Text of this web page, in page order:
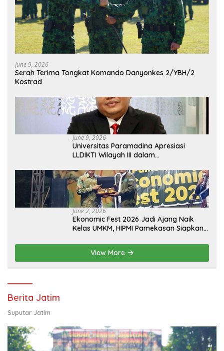
June 9, 2026
Serah Terima Tongkat Komando Danyonkes 2/YBH/2
Kostrad
June 9, 2026
Universitas Paramadina Apresiasi
LLDIKTI Wilayah III dalam
Tinggi Swasta
June 2, 2026
Ekonomic Fest 2026 Jadi Ajang Naik
Kelas UMKM, HIPMI Pamekasan Siapkan
Pendampingan Usaha
View More
Berita Jatim
Suputar Jatim